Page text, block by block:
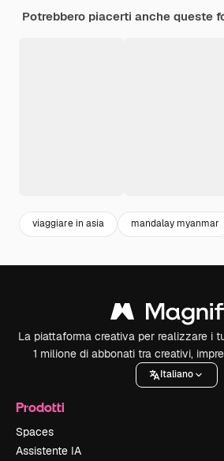
Potrebbero piacerti anche queste
viaggiare in asia mandalay myanmar
La piattaforma creativa per realizzare i
1 milione di abbonati tra creativi,
Italiano
Prodotti
Spaces
Assistente IA